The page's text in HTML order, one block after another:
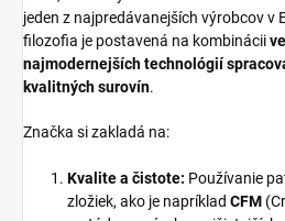
jeden z najpredávanejších výrobcov v
filozofia je postavená na kombinácii
najmodernejších technológií
kvalitných surovín.
Značka si zakladá na:
Kvalite a čistote: Používanie
zložiek, ako je napríklad CFM